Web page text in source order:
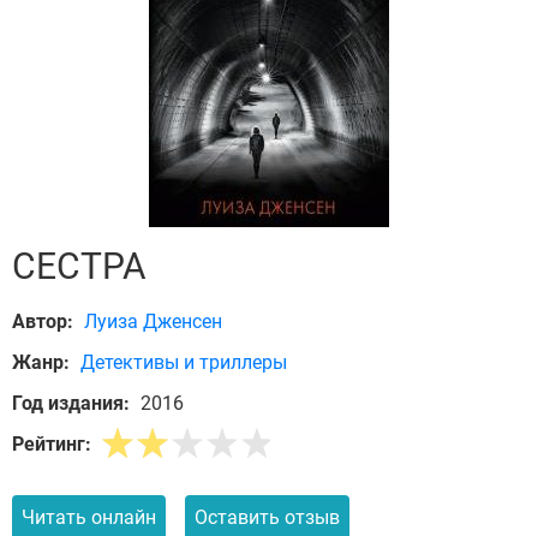
СЕСТРА
Автор: Луиза Дженсен
Жанр: Детективы и триллеры
Год издания: 2016
Рейтинг:
Читать онлайн Оставить отзыв